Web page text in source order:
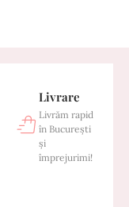
Livrare
Livrăm rapid
în București
și
împrejurimi!